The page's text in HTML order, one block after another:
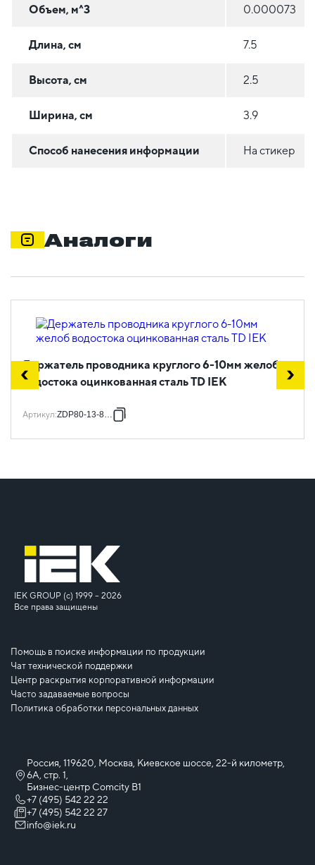
Объем, м^3 0.000073
Длина, см 7.5
Высота, см 2.5
Ширина, см 3.9
Способ нанесения информации На стикер
Аналоги
Держатель проводника круглого 6-10мм желоб
водостока оцинкованная сталь TD IEK
Артикул:ZDP80-13-8-16
IEK GROUP (c) 1999 – 2026
Все права защищены
Помощь в поиске информации по продукции
Чат технической поддержки
Центр раскрытия корпоративной информации
Часто задаваемые вопросы
Политика обработки персональных данных
Россия, 119620, Москва, Киевское шоссе, 22-й километр,
6А, стр. 1,
Бизнес-центр Comcity B1
+7 (495) 542 22 22
+7 (495) 542 22 27
info@iek.ru